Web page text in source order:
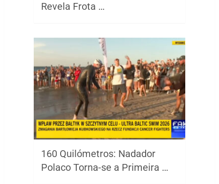
Revela Frota …
160 Quilómetros: Nadador
Polaco Torna-se a Primeira …